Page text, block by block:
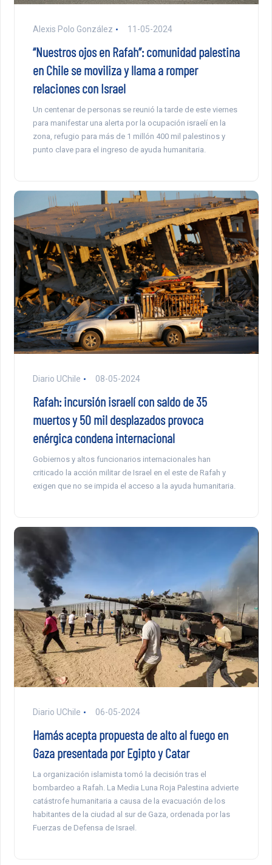
Alexis Polo González 11-05-2024
“Nuestros ojos en Rafah”: comunidad palestina
en Chile se moviliza y llama a romper
relaciones con Israel
Un centenar de personas se reunió la tarde de este viernes
para manifestar una alerta por la ocupación israelí en la
zona, refugio para más de 1 millón 400 mil palestinos y
punto clave para el ingreso de ayuda humanitaria.
Diario UChile 08-05-2024
Rafah: incursión israelí con saldo de 35
muertos y 50 mil desplazados provoca
enérgica condena internacional
Gobiernos y altos funcionarios internacionales han
criticado la acción militar de Israel en el este de Rafah y
exigen que no se impida el acceso a la ayuda humanitaria.
Diario UChile 06-05-2024
Hamás acepta propuesta de alto al fuego en
Gaza presentada por Egipto y Catar
La organización islamista tomó la decisión tras el
bombardeo a Rafah. La Media Luna Roja Palestina advierte
catástrofe humanitaria a causa de la evacuación de los
habitantes de la ciudad al sur de Gaza, ordenada por las
Fuerzas de Defensa de Israel.